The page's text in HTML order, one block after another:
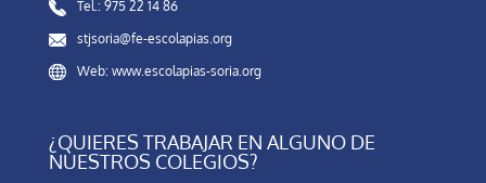
Tel.: 975 22 14 86
stjsoria@fe-escolapias.org
Web: www.escolapias-soria.org
¿QUIERES TRABAJAR EN ALGUNO DE
NUESTROS COLEGIOS?